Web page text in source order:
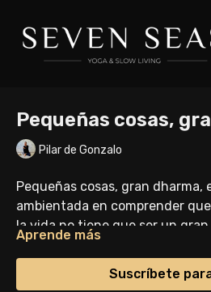
Pequeñas cosas,
Pilar de Gonzalo
Pequeñas cosas, gran dharma,
ambientada en comprender
la vida no tiene que ser un
estar externamente en
importante es la mirada hacia el
tanto lo que haces, mucho
Esperamos que te guste la
Aprende más
Suscríbete